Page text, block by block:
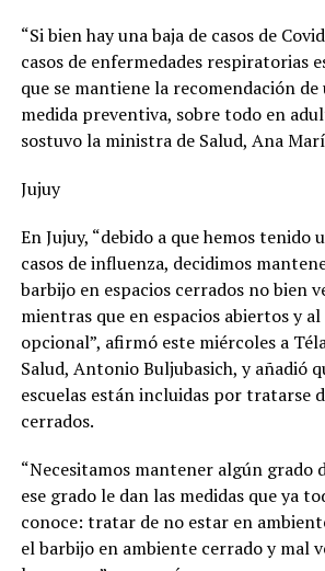
“Si bien hay una baja de casos de
casos de enfermedades respiratorias
que se mantiene la recomendación
medida preventiva, sobre todo en
sostuvo la ministra de Salud, Ana
Jujuy
En Jujuy, “debido a que hemos tenido
casos de influenza, decidimos
barbijo en espacios cerrados no bien
mientras que en espacios abiertos y
opcional”, afirmó este miércoles a
Salud, Antonio Buljubasich, y añadió
escuelas están incluidas por tratarse
cerrados.
“Necesitamos mantener algún grado
ese grado le dan las medidas que ya
conoce: tratar de no estar en
el barbijo en ambiente cerrado y mal